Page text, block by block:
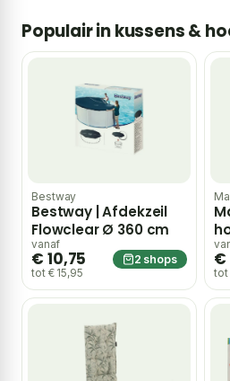
Populair in kussens &
Bestway
Bestway | Afdekzeil
Flowclear Ø 360 cm
vanaf
€ 10,75
tot € 15,95
2 shops €
tot